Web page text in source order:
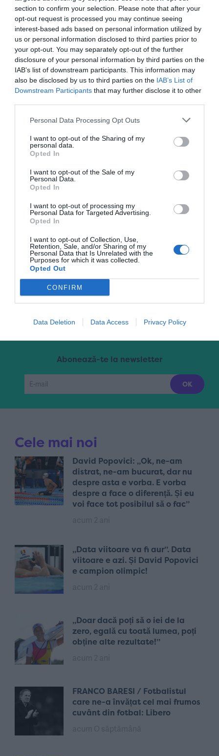
section to confirm your selection. Please note that after your
opt-out request is processed you may continue seeing
interest-based ads based on personal information utilized by
us or personal information disclosed to third parties prior to
your opt-out. You may separately opt-out of the further
disclosure of your personal information by third parties on the
IAB’s list of downstream participants. This information may
also be disclosed by us to third parties on the IAB’s List of
Downstream Participants that may further disclose it to other
Personal Data Processing Opt Outs
I want to opt-out of the Sharing of my
personal data.
Opted In
I want to opt-out of the Sale of my
Personal Data.
Opted In
I want to opt-out of processing my
Personal Data for Targeted Advertising.
Opted In
I want to opt-out of Collection, Use,
Retention, Sale, and/or Sharing of my
Personal Data that Is Unrelated with the
Purposes for which it was collected.
Opted Out
CONFIRM
Data Deletion Data Access Privacy Policy
gimnastică
Fără medalii la gimnastică.
Marian Drăgulescu la un pas de
podium, pe locul patru la
sărituri. Cătălina Ponor încheie
finala la bârnă pe locul șapte
Pagina 2 din 17 « 1 2 3 5
... » Ultima »
Abonează-te la newsletter
Cele mai noi
David Popovici: „Ok, ne-am
distrat, ne-am bucurat, dar nu
despre asta e vorba. E vorba
despre a face o diferență. Și eu
voi face tot posibilul să o fac”
„Data viitoare va fi aur”. Data
viitoare e azi. Și David Popovici
e campion olimpic!
„Doar dacă poți să o iei de la
zero, egală cu toată lumea, poți
obține alte rezultate!”
FRANCO BARESI / Fotbalistul
care ne-a învățat cel mai frumos
cuvânt din fotbal: Libero